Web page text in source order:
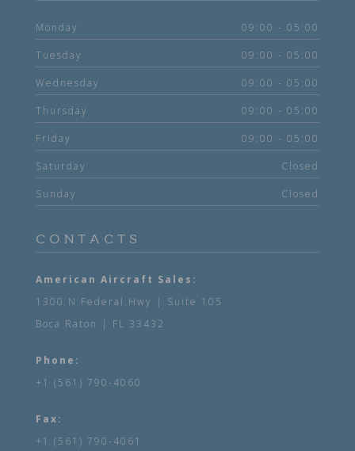
Monday 09:00 - 05:00
Tuesday 09:00 - 05:00
Wednesday 09:00 - 05:00
Thursday 09:00 - 05:00
Friday 09:00 - 05:00
Saturday Closed
Sunday Closed
CONTACTS
American Aircraft Sales:
1300 N Federal Hwy | Suite 105
Boca Raton | FL 33432
Phone:
+1 (561) 790-4060
Fax:
+1 (561) 790-4061